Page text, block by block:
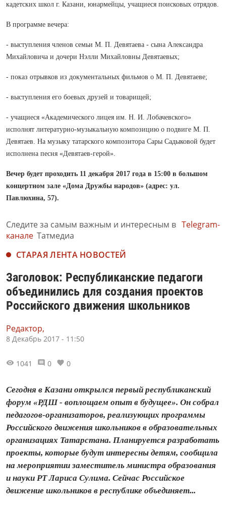
кадетских школ г. Казани, юнармейцы, учащиеся поисковых отрядов.
В программе вечера:
- выступления членов семьи М. П. Девятаева - сына Александра
Михайловича и дочери Нэлли Михайловны Девятаевых;
- показ отрывков из документальных фильмов о М. П. Девятаеве;
- выступления его боевых друзей и товарищей;
- учащиеся «Академического лицея им. Н. И. Лобачевского»
исполнят литературно-музыкальную композицию о подвиге М. П.
Девятаев. На музыку татарского композитора Сары Садыковой будет
исполнена песня «Девятаев-герой».
Вечер будет проходить 11 декабря 2017 года в 15:00 в большом
концертном зале «Дома Дружбы народов» (адрес: ул.
Павлюхина, 57).
Следите за самым важным и интересным в Telegram-
канале Татмедиа
СТАРАЯ ЛЕНТА НОВОСТЕЙ
Заголовок: Республиканские педагоги
объединились для создания проектов
Российского движения школьников
Редактор,
8 Декабрь 2017 - 11:50
1041 0 0
Сегодня в Казани открылся первый республиканский
форум «РДШ - воплощаем опыт в будущее». Он собрал
педагогов-организаторов, реализующих программы
Российского движения школьников в образовательных
организациях Татарстана. Планируется разработать
проекты, которые будут интересны детям, сообщила
на мероприятии заместитель министра образования
и науки РТ Лариса Сулима. Сейчас Российское
движение школьников в республике объединяет...